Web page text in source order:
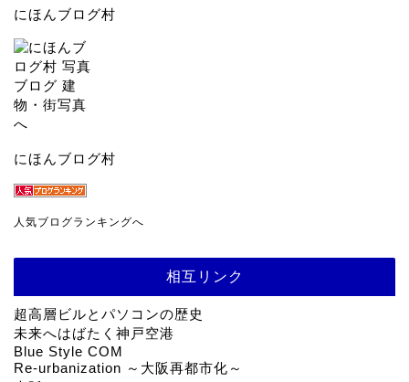
にほんブログ村
にほんブログ村
人気ブログランキングへ
相互リンク
超高層ビルとパソコンの歴史
未来へはばたく神戸空港
Blue Style COM
Re-urbanization ～大阪再都市化～